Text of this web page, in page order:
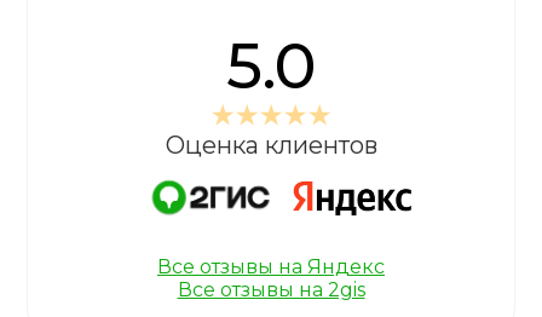
5.0
Оценка клиентов
Все отзывы на Яндекс
Все отзывы на 2gis